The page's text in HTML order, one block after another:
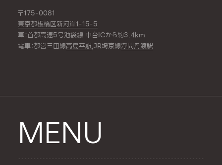
〒175-0081
東京都板橋区新河岸1-15-5
車：首都高速5号池袋線 中台ICから約3.4km
電車：都営三田線高島平駅,JR埼京線浮間舟渡駅
MENU